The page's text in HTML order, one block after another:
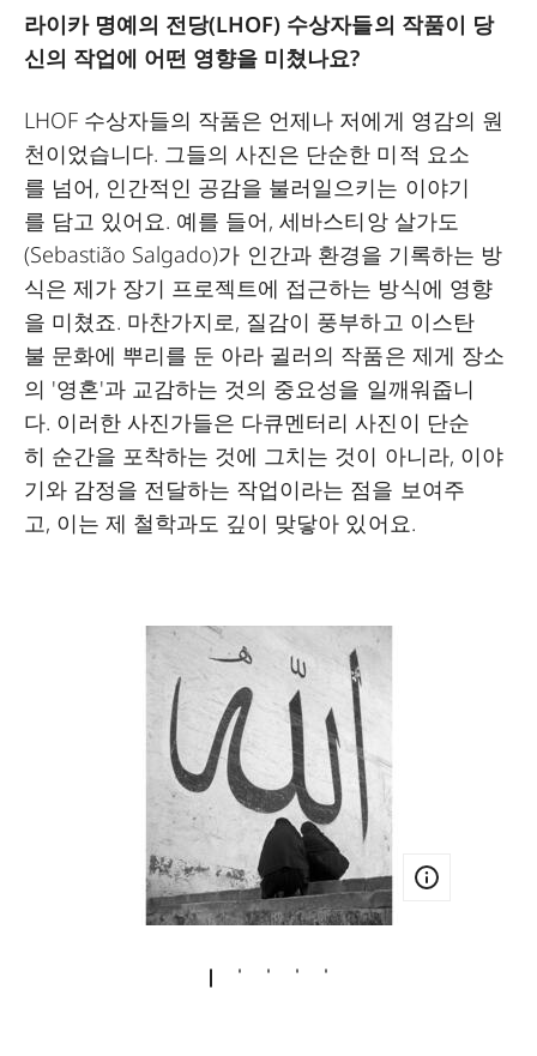
라이카 명예의 전당(LHOF) 수상자들의 작품이 당
신의 작업에 어떤 영향을 미쳤나요?
LHOF 수상자들의 작품은 언제나 저에게 영감의 원
천이었습니다. 그들의 사진은 단순한 미적 요소
를 넘어, 인간적인 공감을 불러일으키는 이야기
를 담고 있어요. 예를 들어, 세바스티앙 살가도
(Sebastião Salgado)가 인간과 환경을 기록하는 방
식은 제가 장기 프로젝트에 접근하는 방식에 영향
을 미쳤죠. 마찬가지로, 질감이 풍부하고 이스탄
불 문화에 뿌리를 둔 아라 귈러의 작품은 제게 장소
의 '영혼'과 교감하는 것의 중요성을 일깨워줍니
다. 이러한 사진가들은 다큐멘터리 사진이 단순
히 순간을 포착하는 것에 그치는 것이 아니라, 이야
기와 감정을 전달하는 작업이라는 점을 보여주
고, 이는 제 철학과도 깊이 맞닿아 있어요.